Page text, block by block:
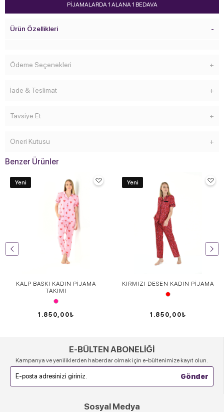
PİJAMALARDA 1 ALANA 1 BEDAVA
Ürün Özellikleri
Ödeme Seçenekleri
İade & Teslimat
Tavsiye Et
Öneri Kutusu
Benzer Ürünler
Yeni
KALP BASKI KADIN PİJAMA
TAKIMI
1.850,00₺
Yeni
KIRMIZI DESEN KADIN PİJAMA
1.850,00₺
E-BÜLTEN ABONELİĞİ
Kampanya ve yeniliklerden haberdar olmak için e-bültenimize kayıt olun.
Sosyal Medya